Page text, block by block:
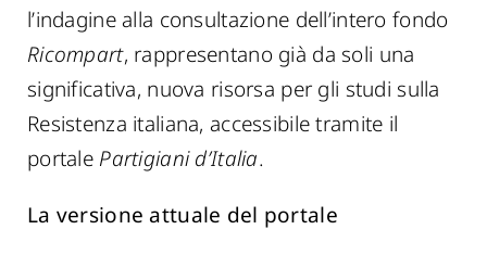
l’indagine alla consultazione dell’intero fondo
Ricompart, rappresentano già da soli una
significativa, nuova risorsa per gli studi sulla
Resistenza italiana, accessibile tramite il
portale Partigiani d’Italia.
La versione attuale del portale